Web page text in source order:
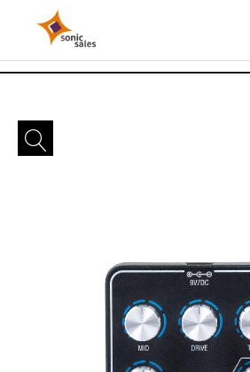
Sonic Sales